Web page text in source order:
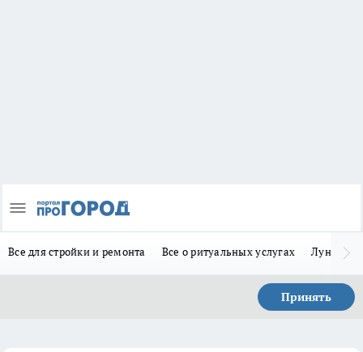
Все для стройки и ремонта Все о ритуальных услугах Лунно-
Принять